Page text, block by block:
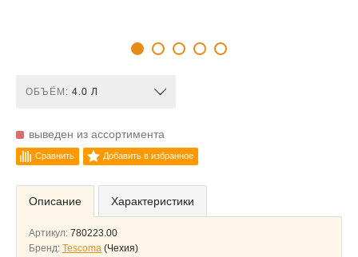
ОБЪЁМ: 4.0 Л
выведен из ассортимента
Сравнить Добавить в избранное
Описание Характеристики
Артикул: 780223.00
Бренд: Tescoma (Чехия)